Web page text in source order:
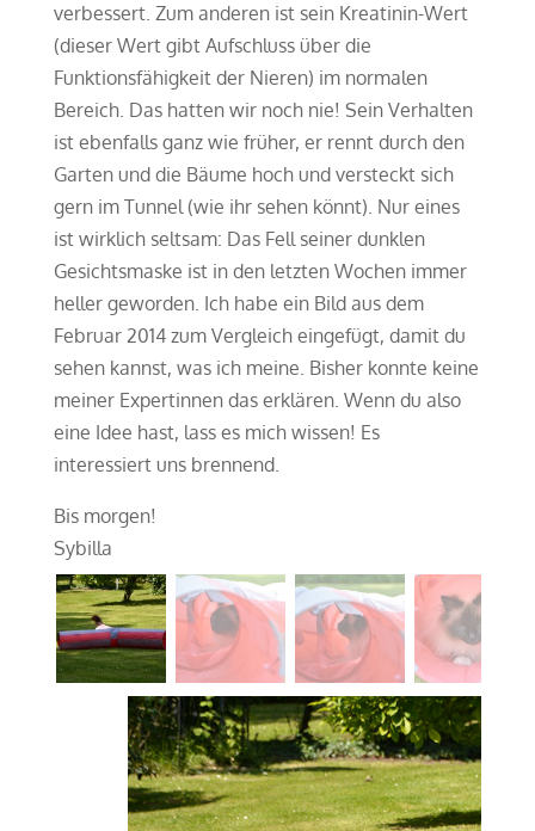
verbessert. Zum anderen ist sein Kreatinin-Wert
(dieser Wert gibt Aufschluss über die
Funktionsfähigkeit der Nieren) im normalen
Bereich. Das hatten wir noch nie! Sein Verhalten
ist ebenfalls ganz wie früher, er rennt durch den
Garten und die Bäume hoch und versteckt sich
gern im Tunnel (wie ihr sehen könnt). Nur eines
ist wirklich seltsam: Das Fell seiner dunklen
Gesichtsmaske ist in den letzten Wochen immer
heller geworden. Ich habe ein Bild aus dem
Februar 2014 zum Vergleich eingefügt, damit du
sehen kannst, was ich meine. Bisher konnte keine
meiner Expertinnen das erklären. Wenn du also
eine Idee hast, lass es mich wissen! Es
interessiert uns brennend.
Bis morgen!
Sybilla